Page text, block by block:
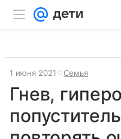
1 июня 2021 Семья
Гнев,